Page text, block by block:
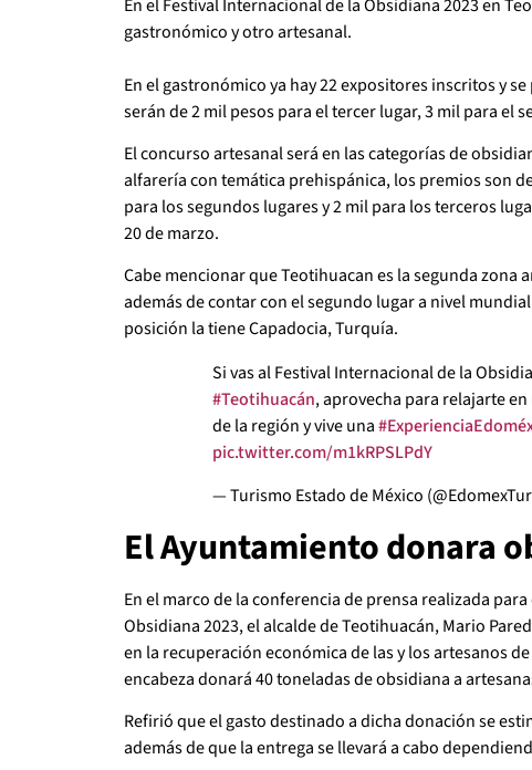
En el Festival Internacional de la Obsidiana 2023 en
gastronómico y otro artesanal.
En el gastronómico ya hay 22 expositores inscritos y
serán de 2 mil pesos para el tercer lugar, 3 mil para el
El concurso artesanal será en las categorías de
alfarería con temática prehispánica, los premios son
para los segundos lugares y 2 mil para los terceros
20 de marzo.
Cabe mencionar que Teotihuacan es la segunda zona
además de contar con el segundo lugar a nivel
posición la tiene Capadocia, Turquía.
Si vas al Festival Internacional de la
#Teotihuacán, aprovecha para relajarte
de la región y vive una
pic.twitter.com/m1kRPSLPdY
— Turismo Estado de México
El Ayuntamiento donara
En el marco de la conferencia de prensa realizada
Obsidiana 2023, el alcalde de Teotihuacán, Mario
en la recuperación económica de las y los artesanos
encabeza donará 40 toneladas de obsidiana a
Refirió que el gasto destinado a dicha donación se
además de que la entrega se llevará a cabo